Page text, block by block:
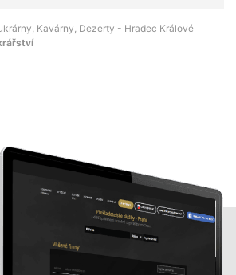
Kavárny, Dezerty - Hradec Králové